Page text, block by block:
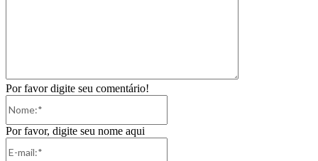
Por favor digite seu comentário!
Por favor, digite seu nome aqui